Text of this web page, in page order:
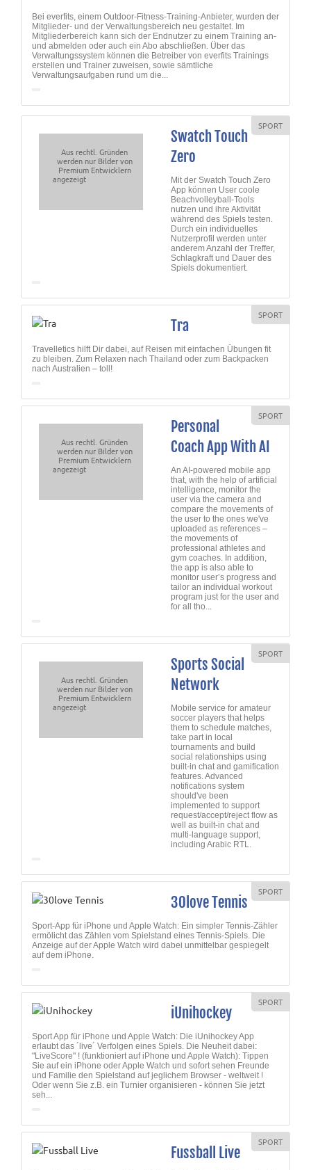
Bei everfits, einem Outdoor-Fitness-Training-Anbieter, wurden der
Mitglieder- und der Verwaltungsbereich neu gestaltet. Im
Mitgliederbereich kann sich der Endnutzer zu einem Training an-
und abmelden oder auch ein Abo abschließen. Über das
Verwaltungssystem können die Betreiber von everfits Trainings
erstellen und Trainer zuweisen, sowie sämtliche
Verwaltungsaufgaben rund um die...
Aus rechtl. Gründen
werden nur Bilder von
Premium Entwicklern
angezeigt
SPORT
Swatch Touch
Zero
Mit der Swatch Touch Zero
App können User coole
Beachvolleyball-Tools
nutzen und ihre Aktivität
während des Spiels testen.
Durch ein individuelles
Nutzerprofil werden unter
anderem Anzahl der Treffer,
Schlagkraft und Dauer des
Spiels dokumentiert.
SPORT
Tra
Travelletics hilft Dir dabei, auf Reisen mit einfachen Übungen fit
zu bleiben. Zum Relaxen nach Thailand oder zum Backpacken
nach Australien – toll!
Aus rechtl. Gründen
werden nur Bilder von
Premium Entwicklern
angezeigt
SPORT
Personal
Coach App With AI
An AI-powered mobile app
that, with the help of artificial
intelligence, monitor the
user via the camera and
compare the movements of
the user to the ones we've
uploaded as references –
the movements of
professional athletes and
gym coaches. In addition,
the app is also able to
monitor user’s progress and
tailor an individual workout
program just for the user and
for all tho...
Aus rechtl. Gründen
werden nur Bilder von
Premium Entwicklern
angezeigt
SPORT
Sports Social
Network
Mobile service for amateur
soccer players that helps
them to schedule matches,
take part in local
tournaments and build
social relationships using
built-in chat and gamification
features. Advanced
notifications system
should've been
implemented to support
request/accept/reject flow as
well as built-in chat and
multi-language support,
including Arabic RTL.
SPORT
30love Tennis
Sport-App für iPhone und Apple Watch: Ein simpler Tennis-Zähler
ermölicht das Zählen vom Spielstand eines Tennis-Spiels. Die
Anzeige auf der Apple Watch wird dabei unmittelbar gespiegelt
auf dem iPhone.
SPORT
iUnihockey
Sport App für iPhone und Apple Watch: Die iUnihockey App
erlaubt das ´live´ Verfolgen eines Spiels. Die Neuheit dabei:
"LiveScore" ! (funktioniert auf iPhone und Apple Watch): Tippen
Sie auf ein iPhone oder Apple Watch und sofort sehen Freunde
und Familie den Spielstand auf jeglichem Browser - weltweit !
Oder wenn Sie z.B. ein Turnier organisieren - können Sie jetzt
seh...
SPORT
Fussball Live